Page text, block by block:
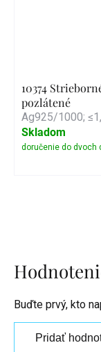
10374
pozlátené
Ag925/1000;
Skladom
Buďte prvý, kto
Pridať